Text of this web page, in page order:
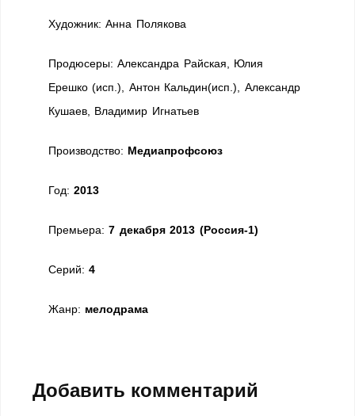
Художник:Анна Полякова
Продюсеры:Александра Райская, Юлия
Ерешко(иcп.) , Антон Кальдин(иcп.) , Александр
Кушаев, Владимир Игнатьев
Производство: Медиапрофсоюз
Год:2013
Премьера:7 декабря 2013 (Россия-1)
Cерий:4
Жанр: мелодрама
Добавить комментарий